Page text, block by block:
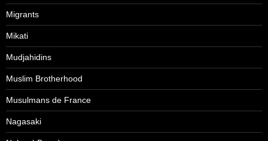
Migrants
Mikati
Mudjahidins
Muslim Brotherhood
Musulmans de France
Nagasaki